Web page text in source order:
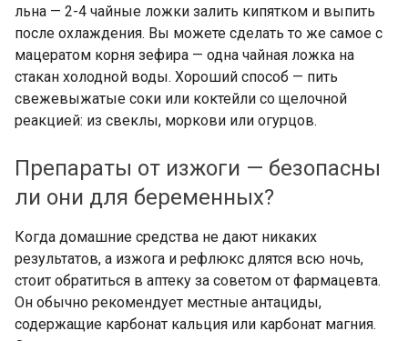
льна — 2-4 чайные ложки залить кипятком и выпить
после охлаждения. Вы можете сделать то же самое с
мацератом корня зефира — одна чайная ложка на
стакан холодной воды. Хороший способ — пить
свежевыжатые соки или коктейли со щелочной
реакцией: из свеклы, моркови или огурцов.
Препараты от изжоги — безопасны
ли они для беременных?
Когда домашние средства не дают никаких
результатов, а изжога и рефлюкс длятся всю ночь,
стоит обратиться в аптеку за советом от фармацевта.
Он обычно рекомендует местные антациды,
содержащие карбонат кальция или карбонат магния.